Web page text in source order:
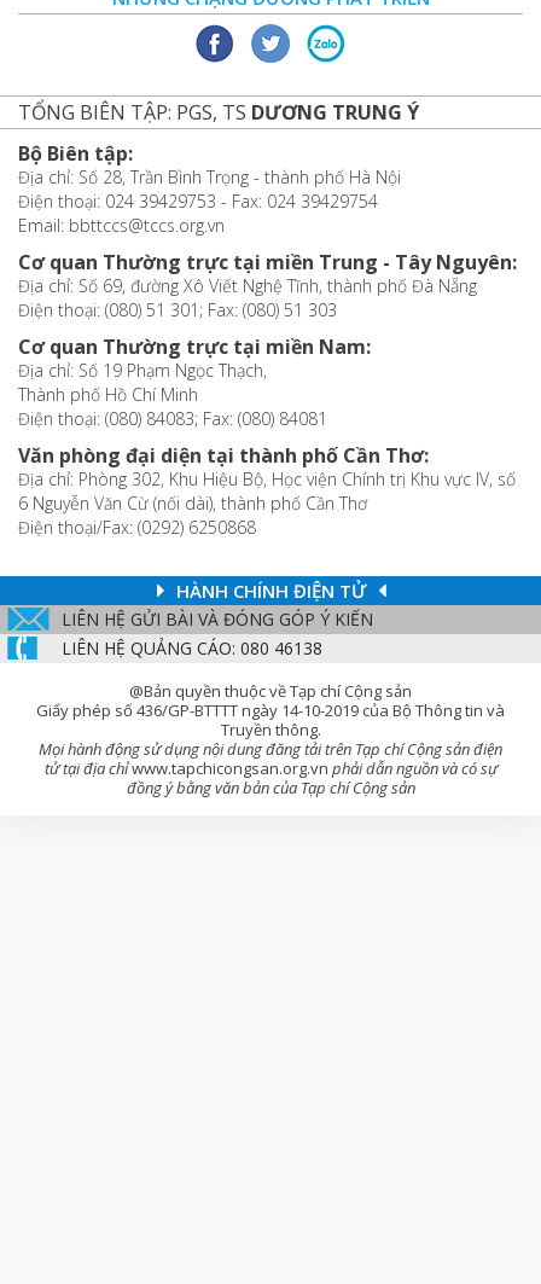
TỔNG BIÊN TẬP: PGS, TS DƯƠNG TRUNG Ý
Bộ Biên tập:
Địa chỉ: Số 28, Trần Bình Trọng - thành phố Hà Nội
Điện thoại: 024 39429753 - Fax: 024 39429754
Email: bbttccs@tccs.org.vn
Cơ quan Thường trực tại miền Trung - Tây Nguyên:
Địa chỉ: Số 69, đường Xô Viết Nghệ Tĩnh, thành phố Đà Nẵng
Điện thoại: (080) 51 301; Fax: (080) 51 303
Cơ quan Thường trực tại miền Nam:
Địa chỉ: Số 19 Phạm Ngọc Thạch,
Thành phố Hồ Chí Minh
Điện thoại: (080) 84083; Fax: (080) 84081
Văn phòng đại diện tại thành phố Cần Thơ:
Địa chỉ: Phòng 302, Khu Hiệu Bộ, Học viện Chính trị Khu vực IV, số
6 Nguyễn Văn Cừ (nối dài), thành phố Cần Thơ
Điện thoại/Fax: (0292) 6250868
HÀNH CHÍNH ĐIỆN TỬ
LIÊN HỆ GỬI BÀI VÀ ĐÓNG GÓP Ý KIẾN
LIÊN HỆ QUẢNG CÁO: 080 46138
@Bản quyền thuộc về Tạp chí Cộng sản
Giấy phép số 436/GP-BTTTT ngày 14-10-2019 của Bộ Thông tin và
Truyền thông.
Mọi hành động sử dụng nội dung đăng tải trên Tạp chí Cộng sản điện
tử tại địa chỉwww.tapchicongsan.org.vn phải dẫn nguồn và có sự
đồng ý bằng văn bản của Tạp chí Cộng sản